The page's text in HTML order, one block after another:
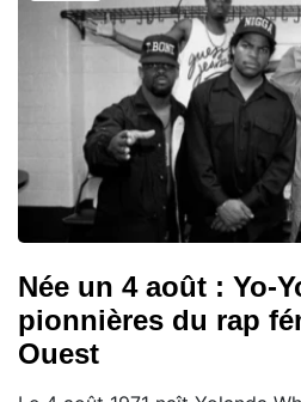
Née un 4 août : Yo-
pionnières du rap
Ouest